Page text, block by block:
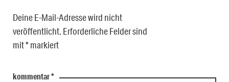
Deine E-Mail-Adresse wird nicht
veröffentlicht. Erforderliche Felder sind
mit*markiert
kommentar*